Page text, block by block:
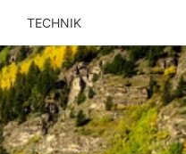
TECHNIK